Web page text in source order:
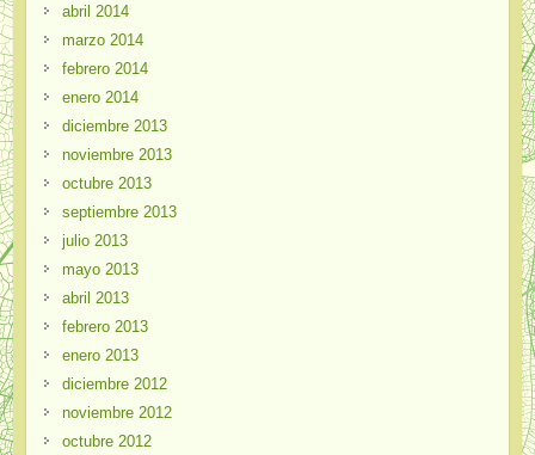
abril 2014
marzo 2014
febrero 2014
enero 2014
diciembre 2013
noviembre 2013
octubre 2013
septiembre 2013
julio 2013
mayo 2013
abril 2013
febrero 2013
enero 2013
diciembre 2012
noviembre 2012
octubre 2012